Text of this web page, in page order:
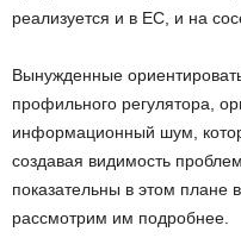
реализуется и в ЕС, и на
Вынужденные
профильного регулятора,
информационный шум,
создавая видимость
показательны в этом плане
рассмотрим им подробнее.